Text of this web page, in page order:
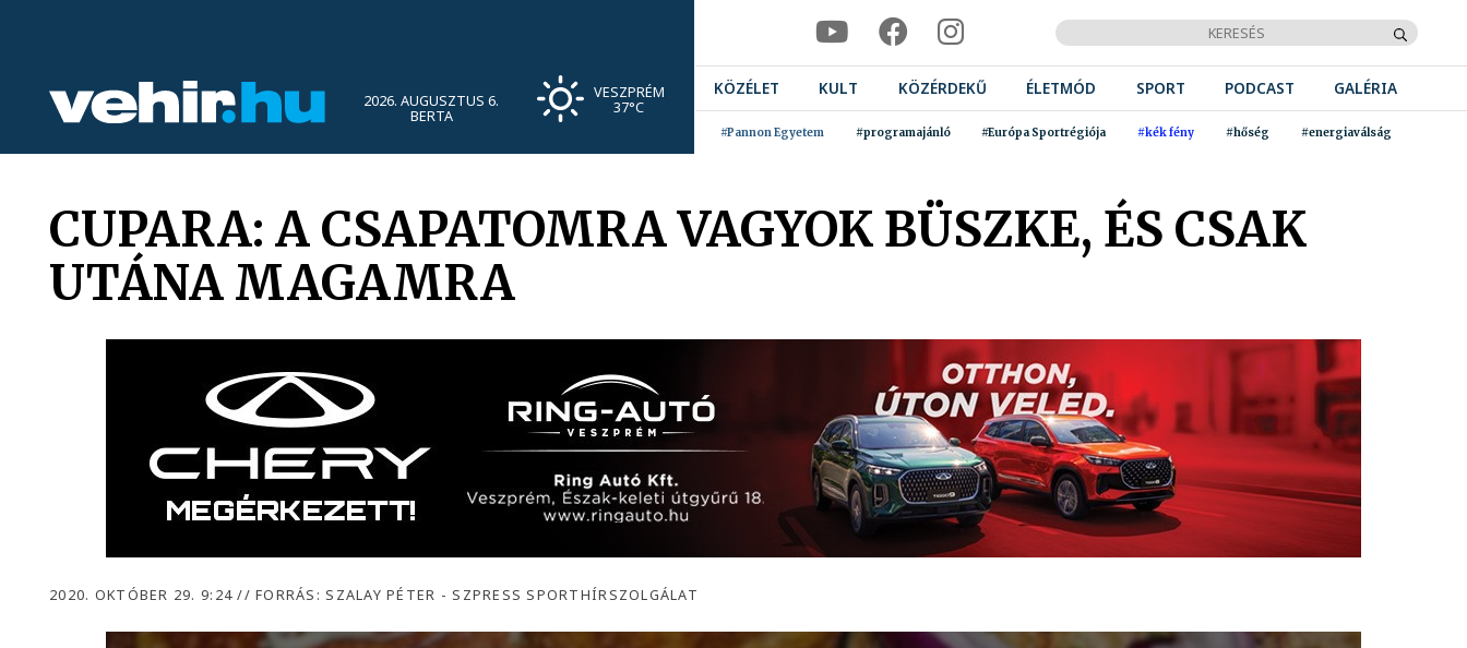
2026. AUGUSZTUS 6.
BERTA
VESZPRÉM
37°C
KÖZÉLET KULT KÖZÉRDEKŰ ÉLETMÓD SPORT PODCAST GALÉRIA
#Pannon Egyetem #programajánló #Európa Sportrégiója #kék fény #hőség #energiaválság
CUPARA: A CSAPATOMRA VAGYOK BÜSZKE, ÉS CSAK
UTÁNA MAGAMRA
2020. OKTÓBER 29. 9:24// FORRÁS: SZALAY PÉTER - SZPRESS SPORTHÍRSZOLGÁLAT